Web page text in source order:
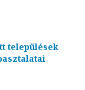
települések